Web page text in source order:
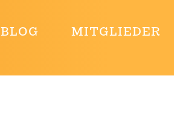
BLOG
MITGLIEDER